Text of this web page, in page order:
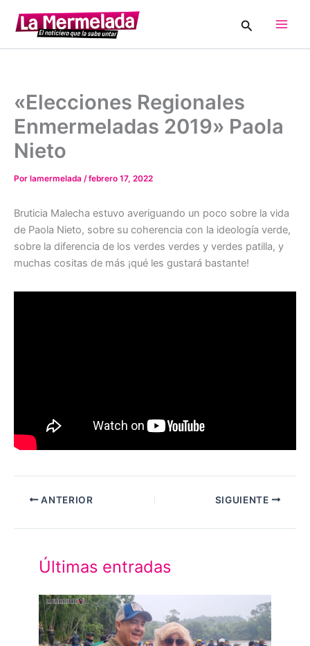
contenido
Buscar
«Elecciones Regionales
Enmermeladas 2019» Paola
Nieto
Por lamermelada /febrero 17, 2022
Bruticia Malecha estuvo averiguando un poco sobre la vida
de Paola Nieto, sobre su coherencia con la ideología verde,
sobre la diferencia de los verdes verdes y verdes patilla, y
muchas cositas de más ¡qué les gustará bastante!
ANTERIOR SIGUIENTE
Últimas entradas